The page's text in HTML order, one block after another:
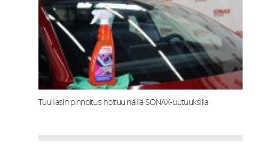
Tuulilasin pinnoitus hoituu näillä SONAX-uutuuksilla